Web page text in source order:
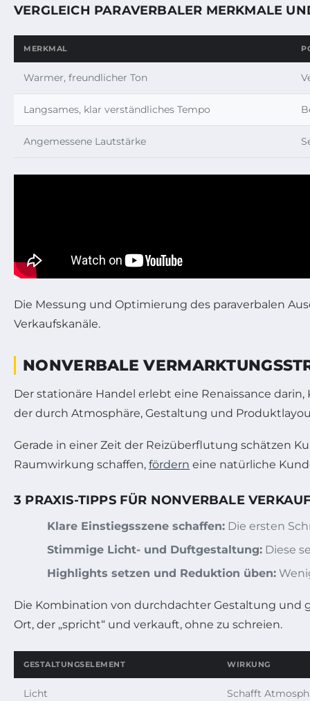
VERGLEICH PARAVERBALER MERKMALE
MERKMAL
Warmer, freundlicher Ton
Langsames, klar verständliches Tempo
Angemessene Lautstärke
Die Messung und Optimierung des paraverbalen
Verkaufskanäle.
NONVERBALE
Der stationäre Handel erlebt eine Renaissance
der durch Atmosphäre, Gestaltung und
Gerade in einer Zeit der Reizüberflutung schätzen
Raumwirkung schaffen, fördern eine natürliche
3 PRAXIS-TIPPS FÜR NONVERBALE
Klare Einstiegsszene schaffen: Die ersten
Stimmige Licht- und Duftgestaltung: Diese
Highlights setzen und Reduktion üben:
Die Kombination von durchdachter Gestaltung und
Ort, der „spricht“ und verkauft, ohne zu schreien.
GESTALTUNGSELEMENT WIRKUNG
Licht Schafft